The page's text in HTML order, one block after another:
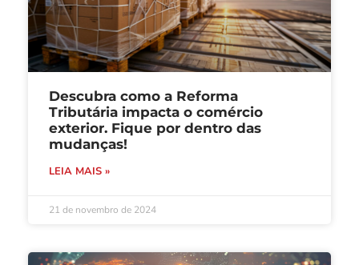
Descubra como a Reforma
Tributária impacta o comércio
exterior. Fique por dentro das
mudanças!
LEIA MAIS »
21 de novembro de 2024